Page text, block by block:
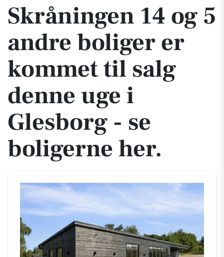
Skråningen 14 og 5
andre boliger er
kommet til salg
denne uge i
Glesborg - se
boligerne her.